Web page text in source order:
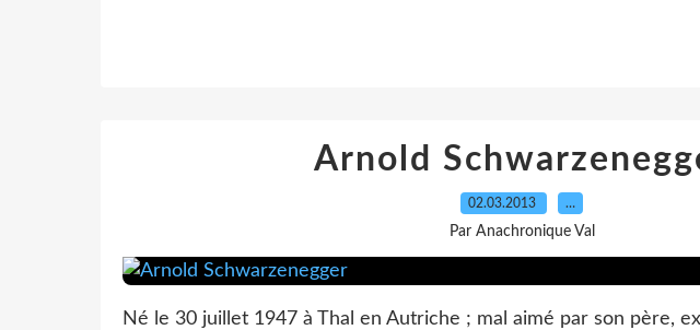
Arnold
02.03.2013 …
Par Anachronique Val
Né le 30 juillet 1947 à Thal en Autriche ; mal aimé par son père,